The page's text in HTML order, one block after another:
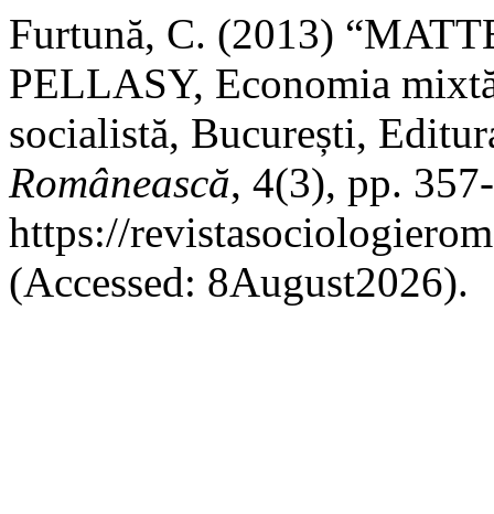
Furtună, C. (2013)
PELLASY, Economia
socialistă, București,
Românească, 4(3), pp.
https://
(Accessed: 8August2026).